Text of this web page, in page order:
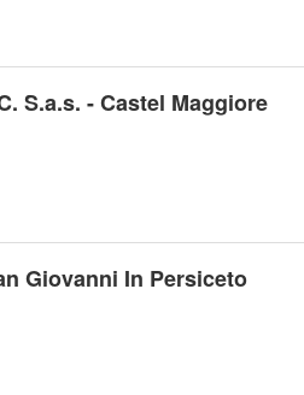
S.a.s. - Castel Maggiore
Giovanni In Persiceto